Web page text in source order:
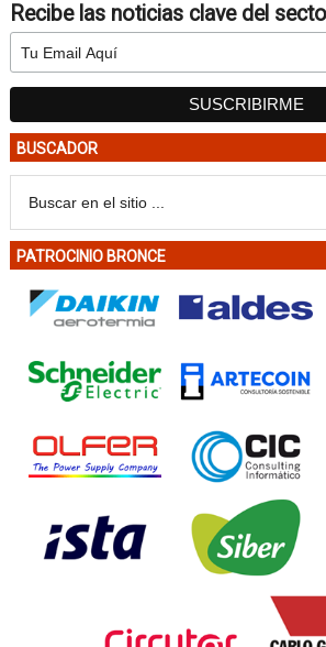
Recibe las noticias clave del
BUSCADOR
PATROCINIO BRONCE